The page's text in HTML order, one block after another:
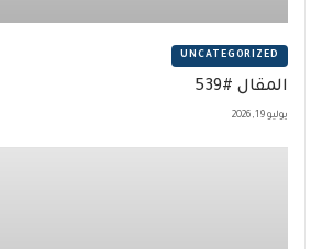
UNCATEGORIZED
المقال #539
يوليو 19, 2026